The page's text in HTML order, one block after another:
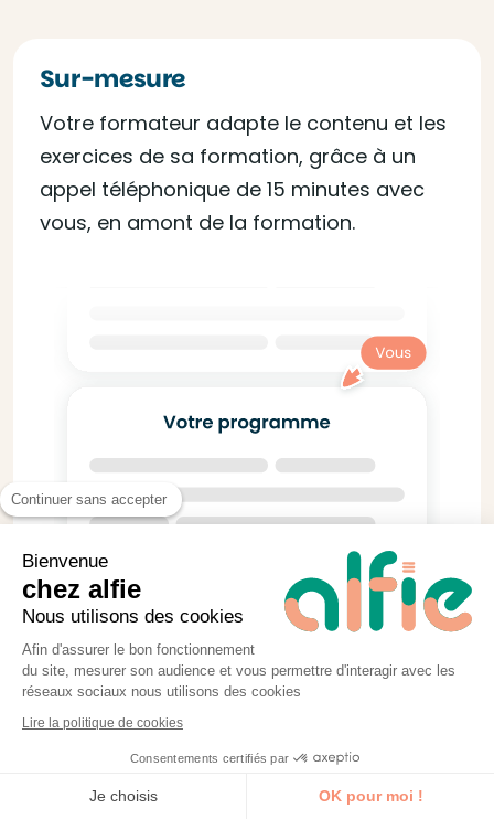
Sur-mesure
Votre formateur adapte le contenu et les
exercices de sa formation, grâce à un
appel téléphonique de 15 minutes avec
vous, en amont de la formation.
Continuer sans accepter
Bienvenue
chez alfie
Nous utilisons des cookies
Afin d'assurer le bon fonctionnement
du site, mesurer son audience et vous permettre d'interagir avec les
réseaux sociaux nous utilisons des cookies
Lire la politique de cookies
Consentements certifiés par
Je choisis OK pour moi !